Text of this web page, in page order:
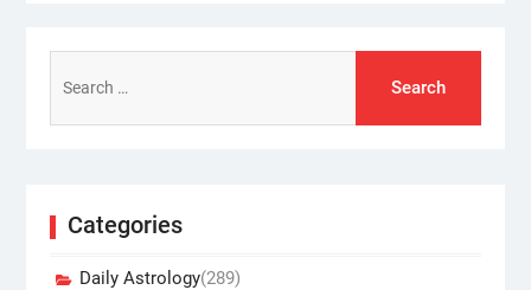
for:
Categories
Daily Astrology(289)